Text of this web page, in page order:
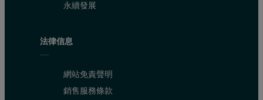
永續發展
法律信息
網站免責聲明
銷售服務條款